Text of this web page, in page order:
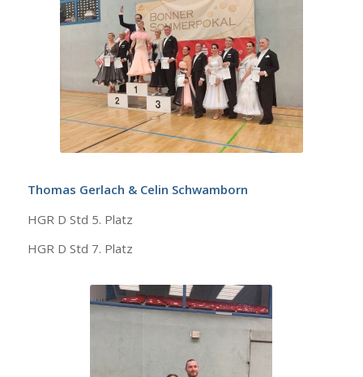
Thomas Gerlach & Celin Schwamborn
HGR D Std 5. Platz
HGR D Std 7. Platz